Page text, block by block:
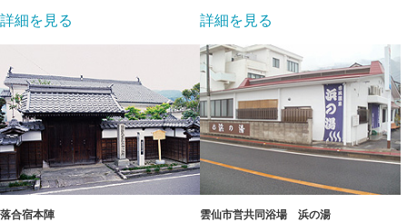
詳細を見る 詳細を見る
落合宿本陣 雲仙市営共同浴場 浜の湯